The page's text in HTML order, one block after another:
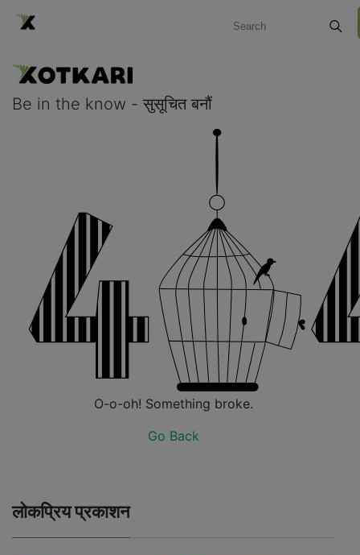
Be in the know - सुसूचित बनौं
O-o-oh! Something broke.
Go Back
लोकप्रिय प्रकाशन